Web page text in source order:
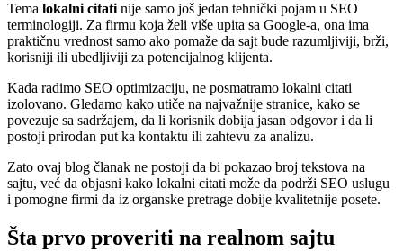
Tema lokalni citatinije samo još jedan tehnički pojam u SEO
terminologiji. Za firmu koja želi više upita sa Google-a, ona ima
praktičnu vrednost samo ako pomaže da sajt bude razumljiviji, brži,
korisniji ili ubedljiviji za potencijalnog klijenta.
Kada radimo SEO optimizaciju, ne posmatramo lokalni citati
izolovano. Gledamo kako utiče na najvažnije stranice, kako se
povezuje sa sadržajem, da li korisnik dobija jasan odgovor i da li
postoji prirodan put ka kontaktu ili zahtevu za analizu.
Zato ovaj blog članak ne postoji da bi pokazao broj tekstova na
sajtu, već da objasni kako lokalni citati može da podrži SEO uslugu
i pomogne firmi da iz organske pretrage dobije kvalitetnije posete.
Šta prvo proveriti na realnom sajtu